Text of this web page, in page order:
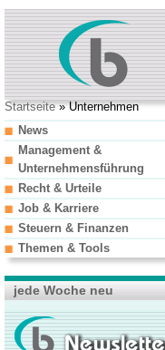
Startseite» Unternehmen
News
Management &
Unternehmensführung
Recht & Urteile
Job & Karriere
Steuern & Finanzen
Themen & Tools
jede Woche neu